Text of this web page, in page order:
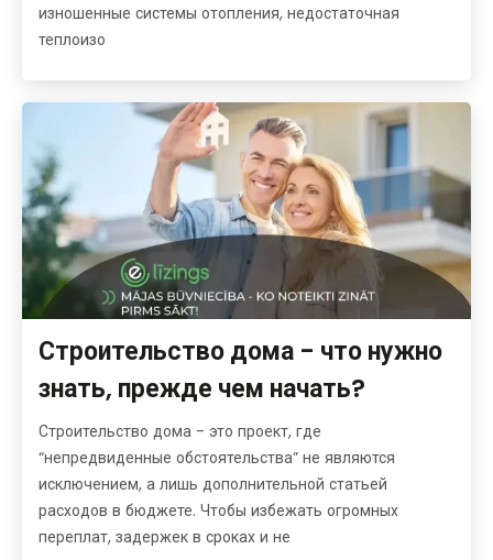
изношенные системы отопления, недостаточная
теплоизо
Строительство дома - что нужно
знать, прежде чем начать?
Строительство дома - это проект, где
“непредвиденные обстоятельства” не являются
исключением, а лишь дополнительной статьей
расходов в бюджете. Чтобы избежать огромных
переплат, задержек в сроках и не